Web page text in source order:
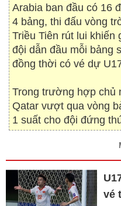
Arabia ban đầu có 16
4 bảng, thi đấu vòng
Triều Tiên rút lui khiến
đội dẫn đầu mỗi bảng
đồng thời có vé dự
Trong trường hợp chủ
Qatar vượt qua vòng
1 suất cho đội đứng
vé